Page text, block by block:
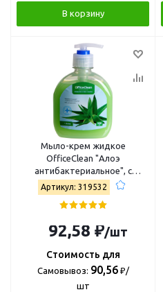
В корзину
Мыло-крем жидкое
OfficeClean "Алоэ
антибактериальное", с
дозатором, 300мл 319532
Артикул: 319532
92,58 ₽/шт
Стоимость для
Самовывоз: 90,56₽/
шт